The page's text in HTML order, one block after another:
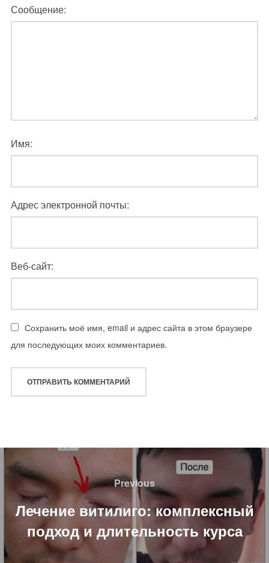
Сообщение:
Имя:
Адрес электронной почты:
Веб-сайт:
Сохранить моё имя, email и адрес сайта в этом браузере
для последующих моих комментариев.
Навигация
по
записям
Previous
Previous
Лечение витилиго: комплексный
подход и длительность курса